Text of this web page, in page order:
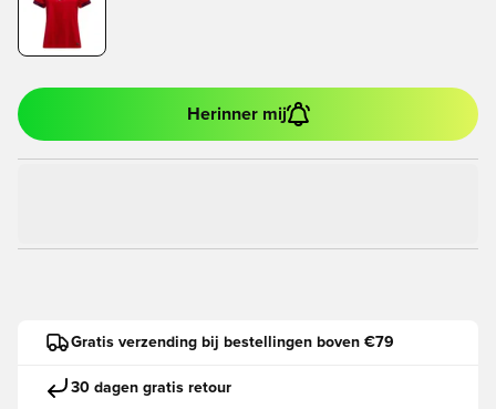
Herinner mij
Gratis verzending bij bestellingen boven €79
30 dagen gratis retour